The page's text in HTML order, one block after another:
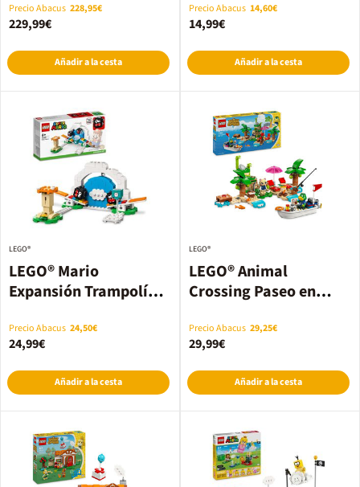
Precio Abacus 228,95€
229,99€
Añadir a la cesta
77046
Precio Abacus 14,60€
14,99€
Añadir a la cesta
LEGO® Mario
Expansión Trampolín
LEGO®
Precio Abacus 24,50€
24,99€
Añadir a la cesta
LEGO® Animal
Crossing Paseo en
77048
LEGO®
Precio Abacus 29,25€
29,99€
Añadir a la cesta